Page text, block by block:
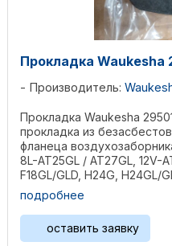
Прокладка Waukesha
Производитель:
Прокладка Waukesha
прокладка из
фланеца
8L-AT25GL / AT27GL, 12V-
F18GL/GLD, H24G, H24GL/
2895GL, ...
подробнее
оставить заявку